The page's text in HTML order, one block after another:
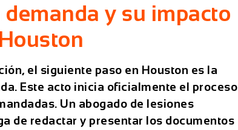
y su impacto
el siguiente paso en Houston es la
Este acto inicia oficialmente el proceso
Un abogado de lesiones
de redactar y presentar los documentos